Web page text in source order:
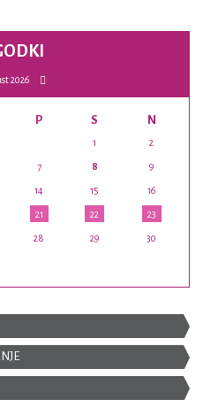
2026
P S N
1 2
7 8 9
14 15 16
21 22 23
28 29 30